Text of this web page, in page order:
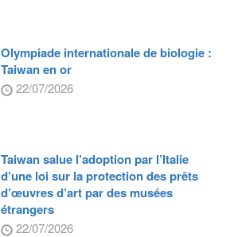
Olympiade internationale de biologie :
Taiwan en or
22/07/2026
Taiwan salue l’adoption par l’Italie
d’une loi sur la protection des prêts
d’œuvres d’art par des musées
étrangers
22/07/2026